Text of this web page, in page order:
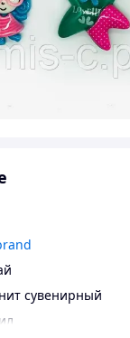
сувенирный